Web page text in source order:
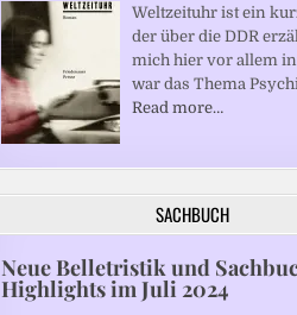
Weltzeituhr ist ein
der über die DDR
mich hier vor allem
war das Thema
Read more…
SACHBUCH
Neue Belletristik und
Highlights im Juli 2024